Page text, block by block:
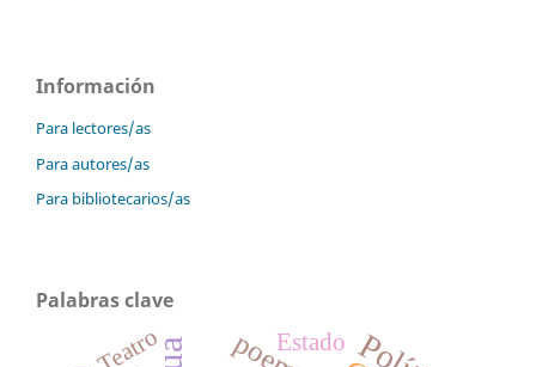
Información
Para lectores/as
Para autores/as
Para bibliotecarios/as
Palabras clave
Teatro Estado